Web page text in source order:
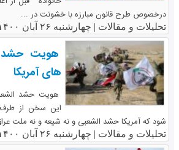
درخصوص طرح قانون مبارزه با خشونت در ...
تحلیلات و مقالات | چهارشنبه ۲۶ آبان ۱۴۰۰
هویت حشد
های آمریکا
هویت حشد
این سخن از
شود که آمریکا حشد الشعبی و نه شیعه و نه ملت
تحلیلات و مقالات | چهارشنبه ۲۶ آبان ۱۴۰۰